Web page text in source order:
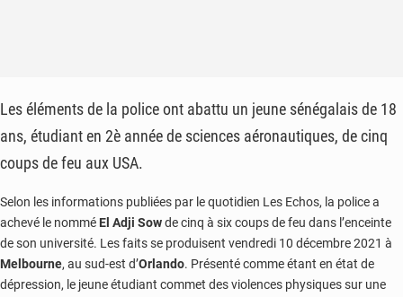
Les éléments de la police ont abattu un jeune sénégalais de 18
ans, étudiant en 2è année de sciences aéronautiques, de cinq
coups de feu aux USA.
Selon les informations publiées par le quotidien Les Echos, la police a
achevé le nommé El Adji Sowde cinq à six coups de feu dans l’enceinte
de son université. Les faits se produisent vendredi 10 décembre 2021 à
Melbourne, au sud-est d’Orlando. Présenté comme étant en état de
dépression, le jeune étudiant commet des violences physiques sur une